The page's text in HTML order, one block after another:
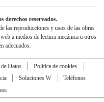
derechos reservados.
las reproducciones y usos de las obras
a medios de lectura mecánica u otros
adecuados.
Datos
Política de cookies
Soluciones W
Teléfonos